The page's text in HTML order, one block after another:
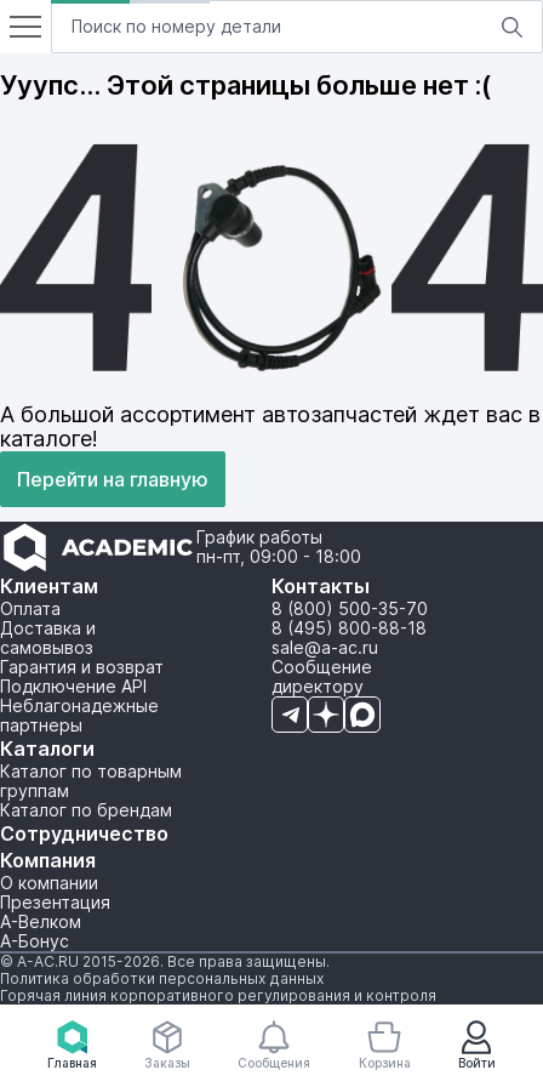
Главная Войти
Заказы Сообщения Корзина
Ууупс… Этой страницы больше нет :(
А большой ассортимент автозапчастей ждет вас в
каталоге!
Перейти на главную
График работы
пн-пт, 09:00 - 18:00
Клиентам
Оплата
Доставка и
самовывоз
Гарантия и возврат
Подключение API
Неблагонадежные
партнеры
Каталоги
Каталог по товарным
группам
Каталог по брендам
Сотрудничество
Компания
О компании
Презентация
А-Велком
А-Бонус
Контакты
8 (800) 500-35-70
8 (495) 800-88-18
sale@a-ac.ru
Сообщение
директору
© A-AC.RU 2015-2026. Все права защищены.
Политика обработки персональных данных
Горячая линия корпоративного регулирования и контроля